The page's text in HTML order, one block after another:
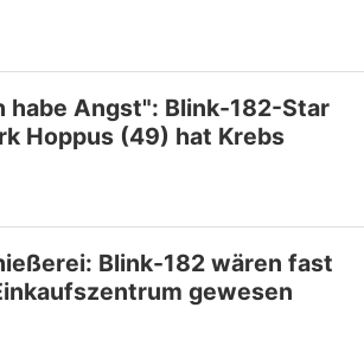
habe Angst": Blink-182-Star
Hoppus (49) hat Krebs
Blink-182 wären fast
gewesen